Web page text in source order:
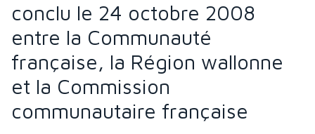
conclu le 24 octobre 2008
entre la Communauté
française, la Région wallonne
et la Commission
communautaire française